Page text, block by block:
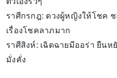
ราศีกรกฎ: ดวงผู้หญิงให้โชค ช
เรื่องโชคลาภมาก
ราศีสิงห์: เฉิดฉายมีออร่า ยืนห
มั่งคั่ง